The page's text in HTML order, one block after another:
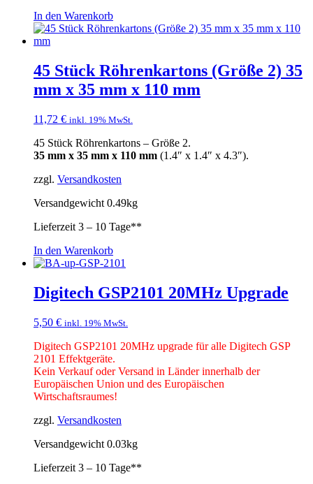
In den Warenkorb
45 Stück Röhrenkartons (Größe 2) 35
mm x 35 mm x 110 mm
11,72 € inkl. 19% MwSt.
45 Stück Röhrenkartons – Größe 2.
35 mm x 35 mm x 110 mm (1.4″ x 1.4″ x 4.3″).
zzgl. Versandkosten
Versandgewicht 0.49kg
Lieferzeit 3 – 10 Tage**
In den Warenkorb
Digitech GSP2101 20MHz Upgrade
5,50 € inkl. 19% MwSt.
Digitech GSP2101 20MHz upgrade für alle Digitech GSP
2101 Effektgeräte.
Kein Verkauf oder Versand in Länder innerhalb der
Europäischen Union und des Europäischen
Wirtschaftsraumes!
zzgl. Versandkosten
Versandgewicht 0.03kg
Lieferzeit 3 – 10 Tage**